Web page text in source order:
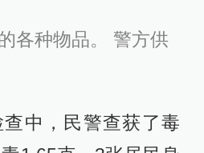
各种物品。 警方供
中，民警查获了毒